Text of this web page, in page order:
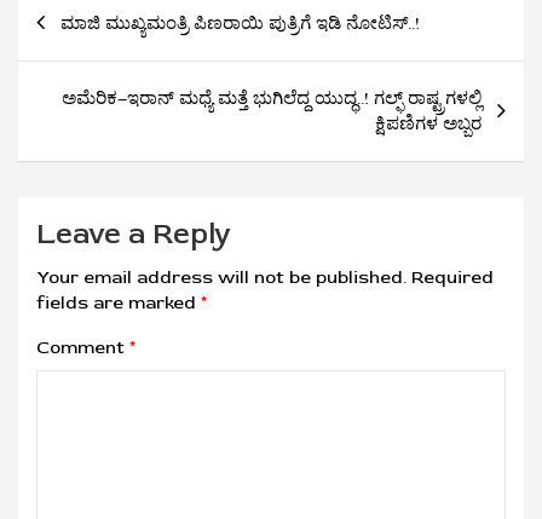
navigation
ಮಾಜಿ ಮುಖ್ಯಮಂತ್ರಿ ಪಿಣರಾಯಿ ಪುತ್ರಿಗೆ ಇಡಿ ನೋಟಿಸ್..!
ಅಮೆರಿಕ–ಇರಾನ್ ಮಧ್ಯೆ ಮತ್ತೆ ಭುಗಿಲೆದ್ದ ಯುದ್ಧ..! ಗಲ್ಫ್ ರಾಷ್ಟ್ರಗಳಲ್ಲಿ
ಕ್ಷಿಪಣಿಗಳ ಅಬ್ಬರ
Leave a Reply
Your email address will not be published. Required
fields are marked *
Comment *